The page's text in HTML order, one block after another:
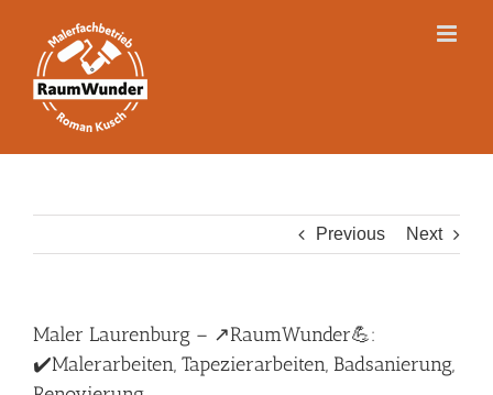
content
Previous Next
Maler Laurenburg – ↗️RaumWunder💪:
✔️Malerarbeiten, Tapezierarbeiten, Badsanierung,